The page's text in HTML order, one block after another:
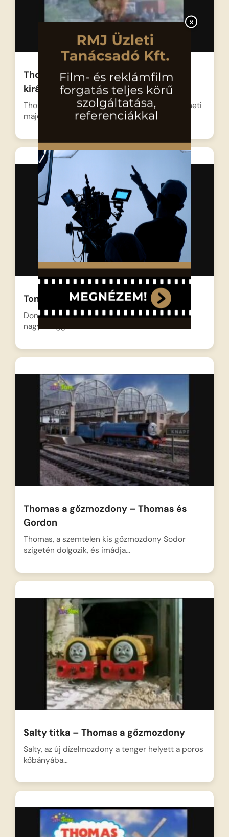
×
Thomas a gőzmozdony Iskolai
kirándulás
Thomas nagyon izgatott, mert azt reméli, ő viheti
majd az…
Tomasz a gőzmozdony – A küldönc
Donald és Douglas, a két skót ikermozdony
nagyon aggódik a…
Thomas a gőzmozdony – Thomas és
Gordon
Thomas, a szemtelen kis gőzmozdony Sodor
szigetén dolgozik, és imádja…
Salty titka – Thomas a gőzmozdony
Salty, az új dízelmozdony a tenger helyett a poros
kőbányába…